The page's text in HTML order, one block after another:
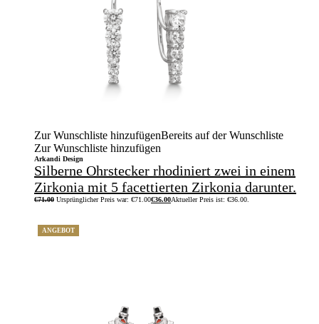
Zur Wunschliste hinzufügenBereits auf der Wunschliste
Zur Wunschliste hinzufügen
Arkandi Design
Silberne Ohrstecker rhodiniert zwei in einem
Zirkonia mit 5 facettierten Zirkonia darunter.
€71.00 Ursprünglicher Preis war: €71.00€36.00Aktueller Preis ist: €36.00.
ANGEBOT